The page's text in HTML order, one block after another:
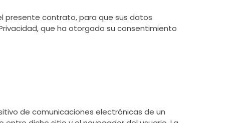
presente contrato, para que sus datos
que ha otorgado su consentimiento
de comunicaciones electrónicas de un